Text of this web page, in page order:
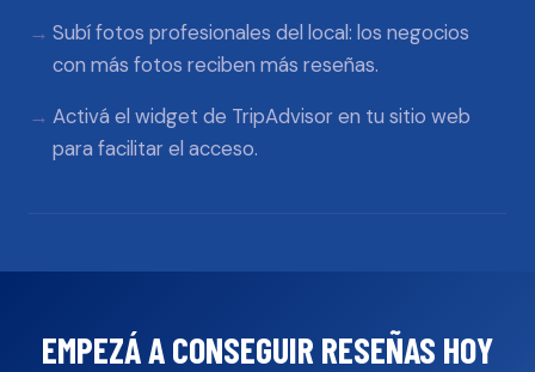
Subí fotos profesionales del local: los negocios
con más fotos reciben más reseñas.
Activá el widget de TripAdvisor en tu sitio web
para facilitar el acceso.
EMPEZÁ A CONSEGUIR RESEÑAS HOY